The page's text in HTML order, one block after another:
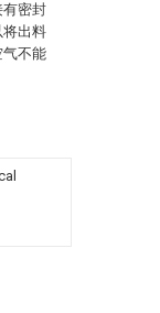
有密封
将出料
气不能